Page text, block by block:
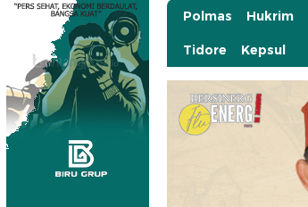
Okebaik.id
Baiknya Dibaca
Polmas Hukrim
Tidore Kepsul